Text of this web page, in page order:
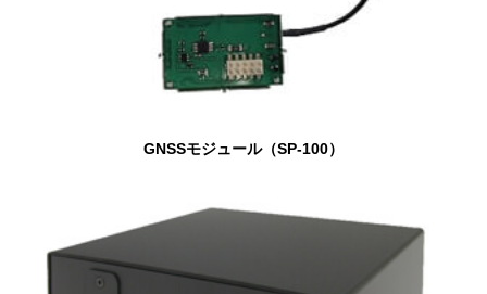
GNSSモジュール（SP-100）